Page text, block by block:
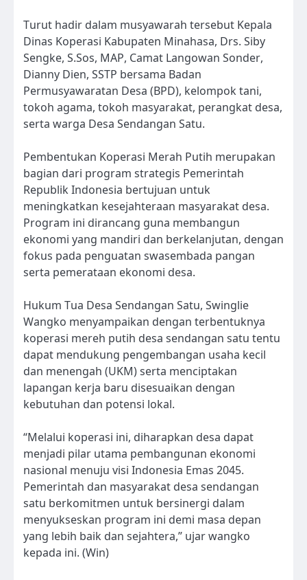
Turut hadir dalam musyawarah tersebut Kepala
Dinas Koperasi Kabupaten Minahasa, Drs. Siby
Sengke, S.Sos, MAP, Camat Langowan Sonder,
Dianny Dien, SSTP bersama Badan
Permusyawaratan Desa (BPD), kelompok tani,
tokoh agama, tokoh masyarakat, perangkat desa,
serta warga Desa Sendangan Satu.
Pembentukan Koperasi Merah Putih merupakan
bagian dari program strategis Pemerintah
Republik Indonesia bertujuan untuk
meningkatkan kesejahteraan masyarakat desa.
Program ini dirancang guna membangun
ekonomi yang mandiri dan berkelanjutan, dengan
fokus pada penguatan swasembada pangan
serta pemerataan ekonomi desa.
Hukum Tua Desa Sendangan Satu, Swinglie
Wangko menyampaikan dengan terbentuknya
koperasi mereh putih desa sendangan satu tentu
dapat mendukung pengembangan usaha kecil
dan menengah (UKM) serta menciptakan
lapangan kerja baru disesuaikan dengan
kebutuhan dan potensi lokal.
“Melalui koperasi ini, diharapkan desa dapat
menjadi pilar utama pembangunan ekonomi
nasional menuju visi Indonesia Emas 2045.
Pemerintah dan masyarakat desa sendangan
satu berkomitmen untuk bersinergi dalam
menyukseskan program ini demi masa depan
yang lebih baik dan sejahtera,” ujar wangko
kepada ini. (Win)